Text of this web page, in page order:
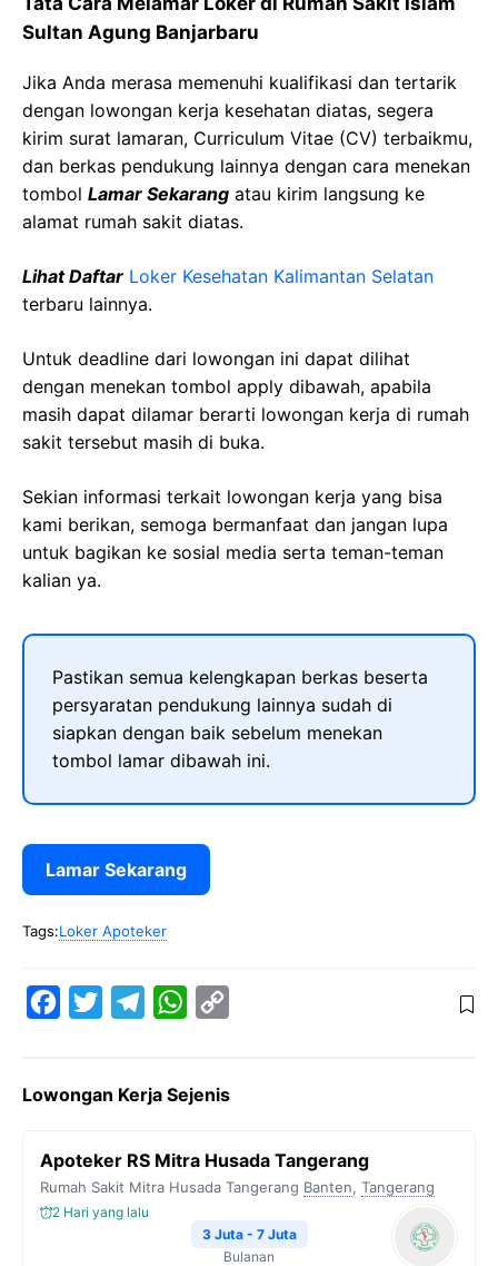
Sultan Agung Banjarbaru
Jika Anda merasa memenuhi kualifikasi dan tertarik
dengan lowongan kerja kesehatan diatas, segera
kirim surat lamaran, Curriculum Vitae (CV) terbaikmu,
dan berkas pendukung lainnya dengan cara menekan
tombol Lamar Sekarang atau kirim langsung ke
alamat rumah sakit diatas.
Lihat Daftar Loker Kesehatan Kalimantan Selatan
terbaru lainnya.
Untuk deadline dari lowongan ini dapat dilihat
dengan menekan tombol apply dibawah, apabila
masih dapat dilamar berarti lowongan kerja di rumah
sakit tersebut masih di buka.
Sekian informasi terkait lowongan kerja yang bisa
kami berikan, semoga bermanfaat dan jangan lupa
untuk bagikan ke sosial media serta teman-teman
kalian ya.
Pastikan semua kelengkapan berkas beserta
persyaratan pendukung lainnya sudah di
siapkan dengan baik sebelum menekan
tombol lamar dibawah ini.
Lamar Sekarang
Tags:Loker Apoteker
e
o
o
t
e
e
r
W
t
A
y
i
k
Lowongan Kerja Sejenis
Apoteker RS Mitra Husada Tangerang
Rumah Sakit Mitra Husada Tangerang Banten, Tangerang
2 Hari yang lalu
3 Juta - 7 Juta
Bulanan